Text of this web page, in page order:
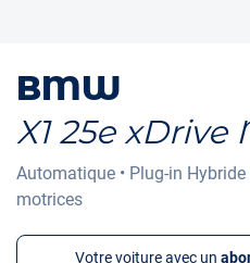
BMW
X1 25e
Automatique • Plug-in Hybride
motrices
Votre voiture avec un